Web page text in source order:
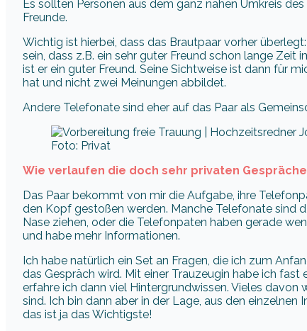
Es sollten Personen aus dem ganz nahen Umkreis
Freunde.
Wichtig ist hierbei, dass das Brautpaar vorher
sein, dass z.B. ein sehr guter Freund schon lange
ist er ein guter Freund. Seine Sichtweise ist dann für
hat und nicht zwei Meinungen abbildet.
Andere Telefonate sind eher auf das Paar als
Foto: Privat
Wie verlaufen die doch sehr privaten
Das Paar bekommt von mir die Aufgabe, ihre
den Kopf gestoßen werden. Manche Telefonate sind
Nase ziehen, oder die Telefonpaten haben gerade
und habe mehr Informationen.
Ich habe natürlich ein Set an Fragen, die ich zum
das Gespräch wird. Mit einer Trauzeugin habe ich
erfahre ich dann viel Hintergrundwissen. Vieles davon
sind. Ich bin dann aber in der Lage, aus den
das ist ja das Wichtigste!